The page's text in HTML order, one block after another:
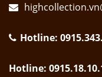
Hotline:
Hotline: